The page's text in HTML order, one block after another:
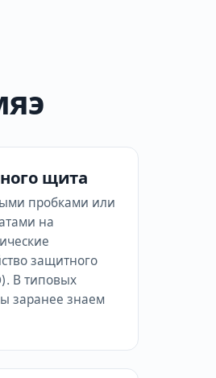
щита
пробками или
на
защитного
В типовых
заранее знаем